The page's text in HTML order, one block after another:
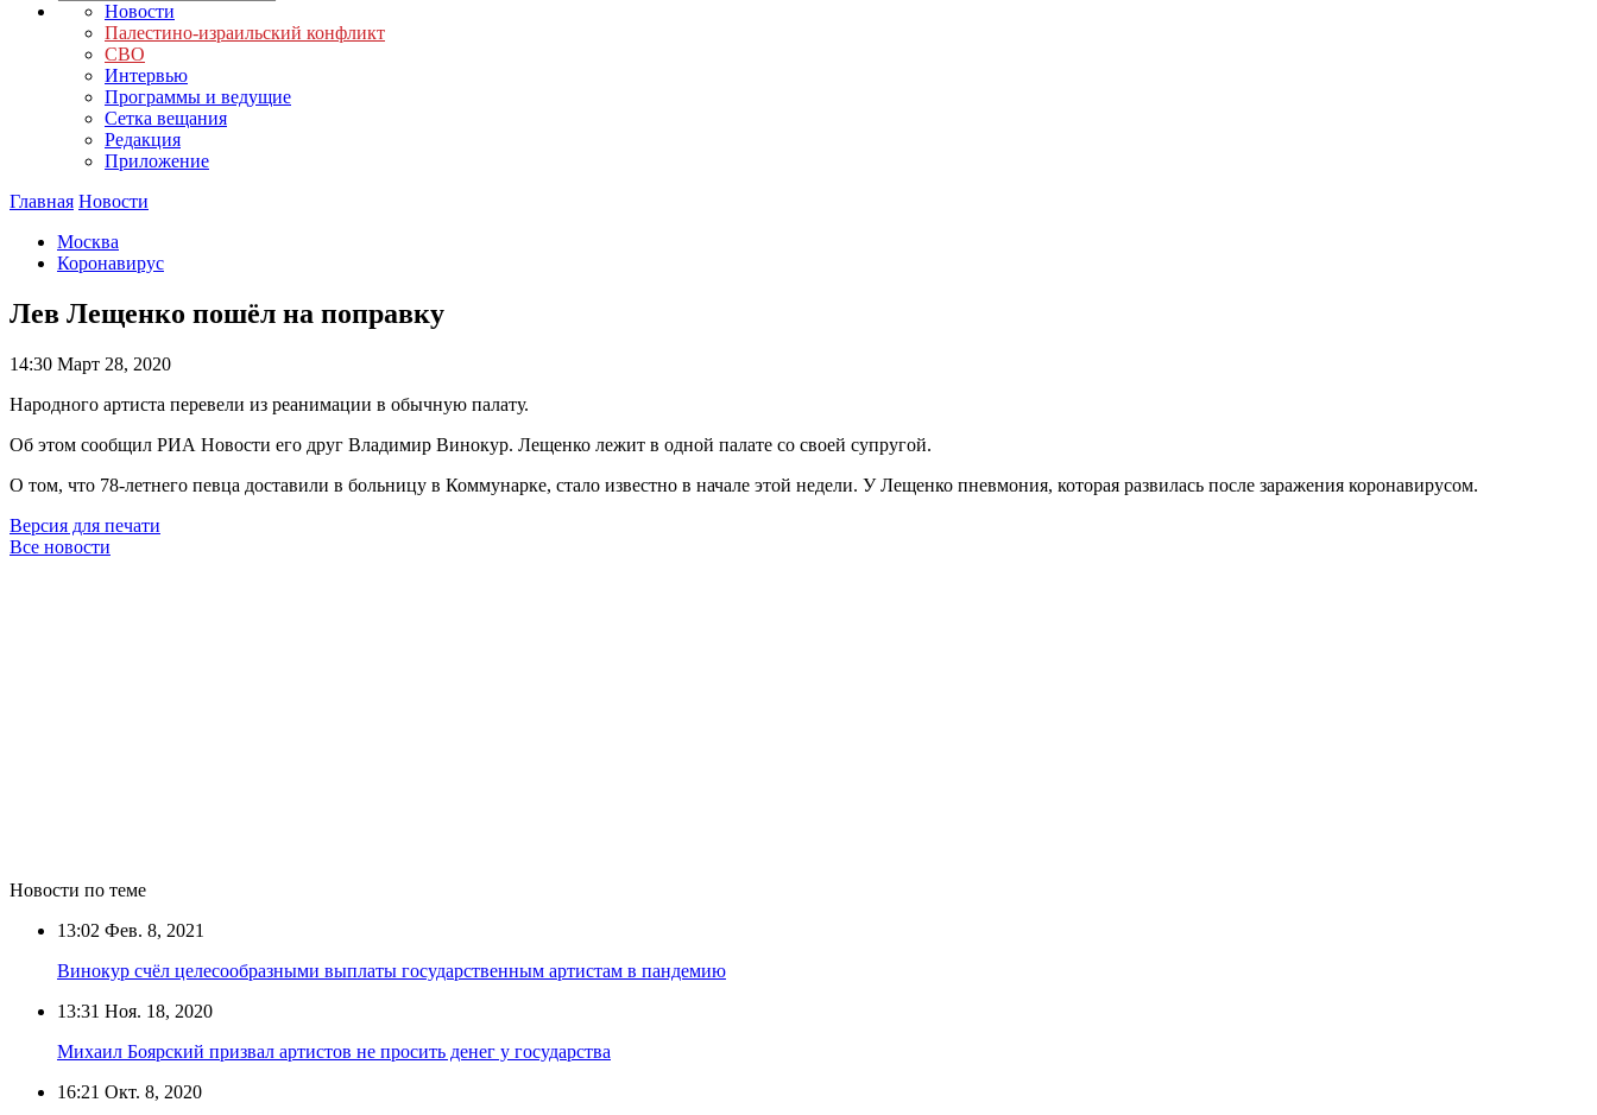
Новости
Палестино-израильский конфликт
СВО
Интервью
Программы и ведущие
Сетка вещания
Редакция
Приложение
Главная Новости
Москва
Коронавирус
Лев Лещенко пошёл на поправку
14:30 Март 28, 2020
Народного артиста перевели из реанимации в обычную палату.
Об этом сообщил РИА Новости его друг Владимир Винокур. Лещенко лежит в одной палате со своей супругой.
О том, что 78-летнего певца доставили в больницу в Коммунарке, стало известно в начале этой недели. У Лещенко пневмония, которая развилась после заражения коронавирусом.
Версия для печати
Все новости
Новости по теме
13:02 Фев. 8, 2021
Винокур счёл целесообразными выплаты государственным артистам в пандемию
13:31 Ноя. 18, 2020
Михаил Боярский призвал артистов не просить денег у государства
16:21 Окт. 8, 2020